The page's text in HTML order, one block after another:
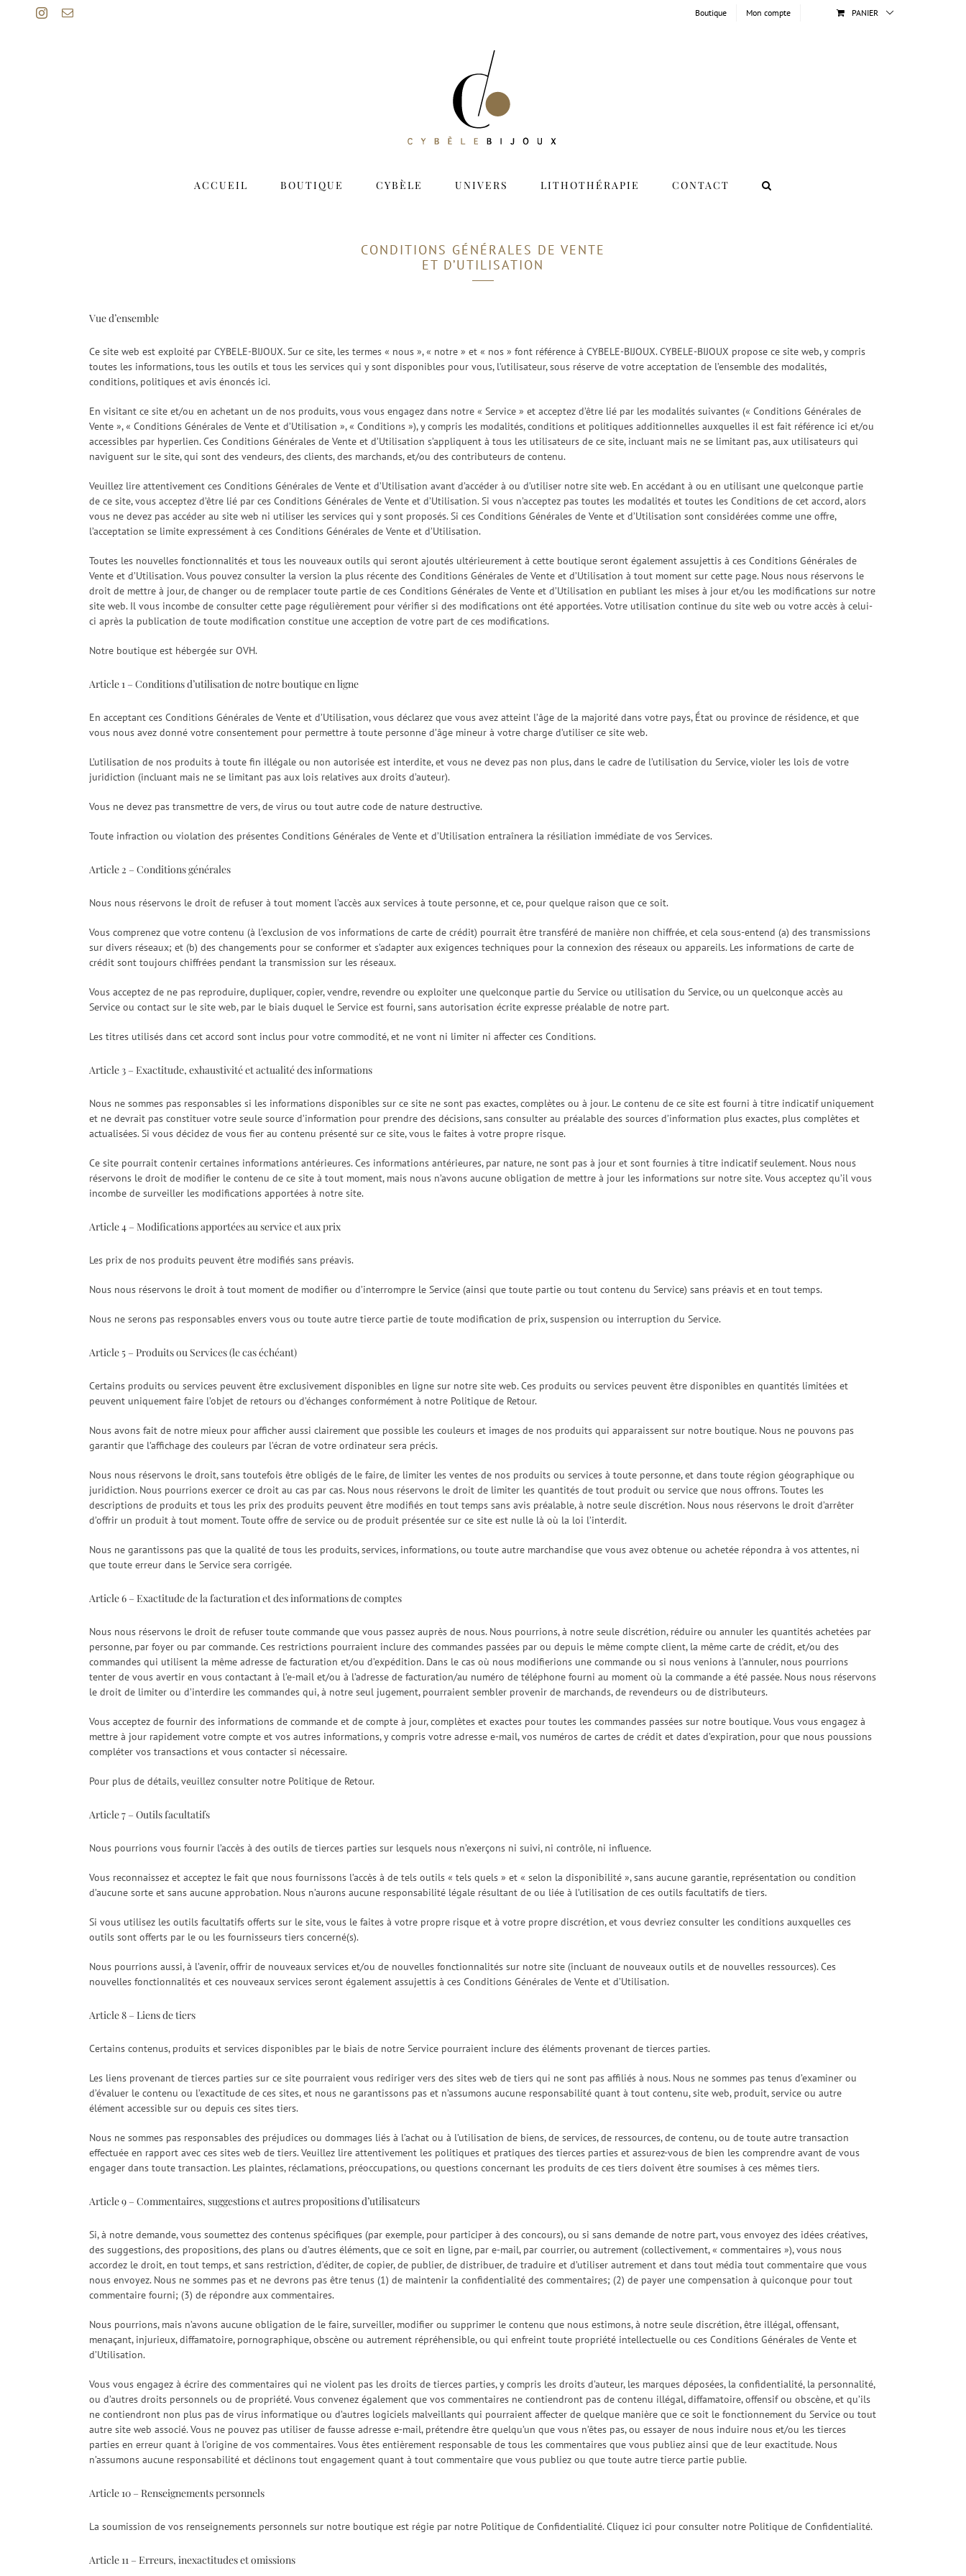
Instagram
Email Boutique Mon compte PANIER
ACCUEIL BOUTIQUE CYBÈLE UNIVERS LITHOTHÉRAPIE CONTACT
CONDITIONS GÉNÉRALES DE VENTE
ET D’UTILISATION
Vue d’ensemble
Ce site web est exploité par CYBELE-BIJOUX. Sur ce site, les termes « nous », « notre » et « nos » font référence à CYBELE-BIJOUX. CYBELE-BIJOUX propose ce site web, y compris
toutes les informations, tous les outils et tous les services qui y sont disponibles pour vous, l’utilisateur, sous réserve de votre acceptation de l’ensemble des modalités,
conditions, politiques et avis énoncés ici.
En visitant ce site et/ou en achetant un de nos produits, vous vous engagez dans notre « Service » et acceptez d’être lié par les modalités suivantes (« Conditions Générales de
Vente », « Conditions Générales de Vente et d’Utilisation », « Conditions »), y compris les modalités, conditions et politiques additionnelles auxquelles il est fait référence ici et/ou
accessibles par hyperlien. Ces Conditions Générales de Vente et d’Utilisation s’appliquent à tous les utilisateurs de ce site, incluant mais ne se limitant pas, aux utilisateurs qui
naviguent sur le site, qui sont des vendeurs, des clients, des marchands, et/ou des contributeurs de contenu.
Veuillez lire attentivement ces Conditions Générales de Vente et d’Utilisation avant d’accéder à ou d’utiliser notre site web. En accédant à ou en utilisant une quelconque partie
de ce site, vous acceptez d’être lié par ces Conditions Générales de Vente et d’Utilisation. Si vous n’acceptez pas toutes les modalités et toutes les Conditions de cet accord, alors
vous ne devez pas accéder au site web ni utiliser les services qui y sont proposés. Si ces Conditions Générales de Vente et d’Utilisation sont considérées comme une offre,
l’acceptation se limite expressément à ces Conditions Générales de Vente et d’Utilisation.
Toutes les nouvelles fonctionnalités et tous les nouveaux outils qui seront ajoutés ultérieurement à cette boutique seront également assujettis à ces Conditions Générales de
Vente et d’Utilisation. Vous pouvez consulter la version la plus récente des Conditions Générales de Vente et d’Utilisation à tout moment sur cette page. Nous nous réservons le
droit de mettre à jour, de changer ou de remplacer toute partie de ces Conditions Générales de Vente et d’Utilisation en publiant les mises à jour et/ou les modifications sur notre
site web. Il vous incombe de consulter cette page régulièrement pour vérifier si des modifications ont été apportées. Votre utilisation continue du site web ou votre accès à celui-
ci après la publication de toute modification constitue une acception de votre part de ces modifications.
Notre boutique est hébergée sur OVH.
Article 1 – Conditions d’utilisation de notre boutique en ligne
En acceptant ces Conditions Générales de Vente et d’Utilisation, vous déclarez que vous avez atteint l’âge de la majorité dans votre pays, État ou province de résidence, et que
vous nous avez donné votre consentement pour permettre à toute personne d’âge mineur à votre charge d’utiliser ce site web.
L’utilisation de nos produits à toute fin illégale ou non autorisée est interdite, et vous ne devez pas non plus, dans le cadre de l’utilisation du Service, violer les lois de votre
juridiction (incluant mais ne se limitant pas aux lois relatives aux droits d’auteur).
Vous ne devez pas transmettre de vers, de virus ou tout autre code de nature destructive.
Toute infraction ou violation des présentes Conditions Générales de Vente et d’Utilisation entraînera la résiliation immédiate de vos Services.
Article 2 – Conditions générales
Nous nous réservons le droit de refuser à tout moment l’accès aux services à toute personne, et ce, pour quelque raison que ce soit.
Vous comprenez que votre contenu (à l’exclusion de vos informations de carte de crédit) pourrait être transféré de manière non chiffrée, et cela sous-entend (a) des transmissions
sur divers réseaux; et (b) des changements pour se conformer et s’adapter aux exigences techniques pour la connexion des réseaux ou appareils. Les informations de carte de
crédit sont toujours chiffrées pendant la transmission sur les réseaux.
Vous acceptez de ne pas reproduire, dupliquer, copier, vendre, revendre ou exploiter une quelconque partie du Service ou utilisation du Service, ou un quelconque accès au
Service ou contact sur le site web, par le biais duquel le Service est fourni, sans autorisation écrite expresse préalable de notre part.
Les titres utilisés dans cet accord sont inclus pour votre commodité, et ne vont ni limiter ni affecter ces Conditions.
Article 3 – Exactitude, exhaustivité et actualité des informations
Nous ne sommes pas responsables si les informations disponibles sur ce site ne sont pas exactes, complètes ou à jour. Le contenu de ce site est fourni à titre indicatif uniquement
et ne devrait pas constituer votre seule source d’information pour prendre des décisions, sans consulter au préalable des sources d’information plus exactes, plus complètes et
actualisées. Si vous décidez de vous fier au contenu présenté sur ce site, vous le faites à votre propre risque.
Ce site pourrait contenir certaines informations antérieures. Ces informations antérieures, par nature, ne sont pas à jour et sont fournies à titre indicatif seulement. Nous nous
réservons le droit de modifier le contenu de ce site à tout moment, mais nous n’avons aucune obligation de mettre à jour les informations sur notre site. Vous acceptez qu’il vous
incombe de surveiller les modifications apportées à notre site.
Article 4 – Modifications apportées au service et aux prix
Les prix de nos produits peuvent être modifiés sans préavis.
Nous nous réservons le droit à tout moment de modifier ou d’interrompre le Service (ainsi que toute partie ou tout contenu du Service) sans préavis et en tout temps.
Nous ne serons pas responsables envers vous ou toute autre tierce partie de toute modification de prix, suspension ou interruption du Service.
Article 5 – Produits ou Services (le cas échéant)
Certains produits ou services peuvent être exclusivement disponibles en ligne sur notre site web. Ces produits ou services peuvent être disponibles en quantités limitées et
peuvent uniquement faire l’objet de retours ou d’échanges conformément à notre Politique de Retour.
Nous avons fait de notre mieux pour afficher aussi clairement que possible les couleurs et images de nos produits qui apparaissent sur notre boutique. Nous ne pouvons pas
garantir que l’affichage des couleurs par l’écran de votre ordinateur sera précis.
Nous nous réservons le droit, sans toutefois être obligés de le faire, de limiter les ventes de nos produits ou services à toute personne, et dans toute région géographique ou
juridiction. Nous pourrions exercer ce droit au cas par cas. Nous nous réservons le droit de limiter les quantités de tout produit ou service que nous offrons. Toutes les
descriptions de produits et tous les prix des produits peuvent être modifiés en tout temps sans avis préalable, à notre seule discrétion. Nous nous réservons le droit d’arrêter
d’offrir un produit à tout moment. Toute offre de service ou de produit présentée sur ce site est nulle là où la loi l’interdit.
Nous ne garantissons pas que la qualité de tous les produits, services, informations, ou toute autre marchandise que vous avez obtenue ou achetée répondra à vos attentes, ni
que toute erreur dans le Service sera corrigée.
Article 6 – Exactitude de la facturation et des informations de comptes
Nous nous réservons le droit de refuser toute commande que vous passez auprès de nous. Nous pourrions, à notre seule discrétion, réduire ou annuler les quantités achetées par
personne, par foyer ou par commande. Ces restrictions pourraient inclure des commandes passées par ou depuis le même compte client, la même carte de crédit, et/ou des
commandes qui utilisent la même adresse de facturation et/ou d’expédition. Dans le cas où nous modifierions une commande ou si nous venions à l’annuler, nous pourrions
tenter de vous avertir en vous contactant à l’e-mail et/ou à l’adresse de facturation/au numéro de téléphone fourni au moment où la commande a été passée. Nous nous réservons
le droit de limiter ou d’interdire les commandes qui, à notre seul jugement, pourraient sembler provenir de marchands, de revendeurs ou de distributeurs.
Vous acceptez de fournir des informations de commande et de compte à jour, complètes et exactes pour toutes les commandes passées sur notre boutique. Vous vous engagez à
mettre à jour rapidement votre compte et vos autres informations, y compris votre adresse e-mail, vos numéros de cartes de crédit et dates d’expiration, pour que nous poussions
compléter vos transactions et vous contacter si nécessaire.
Pour plus de détails, veuillez consulter notre Politique de Retour.
Article 7 – Outils facultatifs
Nous pourrions vous fournir l’accès à des outils de tierces parties sur lesquels nous n’exerçons ni suivi, ni contrôle, ni influence.
Vous reconnaissez et acceptez le fait que nous fournissons l’accès à de tels outils « tels quels » et « selon la disponibilité », sans aucune garantie, représentation ou condition
d’aucune sorte et sans aucune approbation. Nous n’aurons aucune responsabilité légale résultant de ou liée à l’utilisation de ces outils facultatifs de tiers.
Si vous utilisez les outils facultatifs offerts sur le site, vous le faites à votre propre risque et à votre propre discrétion, et vous devriez consulter les conditions auxquelles ces
outils sont offerts par le ou les fournisseurs tiers concerné(s).
Nous pourrions aussi, à l’avenir, offrir de nouveaux services et/ou de nouvelles fonctionnalités sur notre site (incluant de nouveaux outils et de nouvelles ressources). Ces
nouvelles fonctionnalités et ces nouveaux services seront également assujettis à ces Conditions Générales de Vente et d’Utilisation.
Article 8 – Liens de tiers
Certains contenus, produits et services disponibles par le biais de notre Service pourraient inclure des éléments provenant de tierces parties.
Les liens provenant de tierces parties sur ce site pourraient vous rediriger vers des sites web de tiers qui ne sont pas affiliés à nous. Nous ne sommes pas tenus d’examiner ou
d’évaluer le contenu ou l’exactitude de ces sites, et nous ne garantissons pas et n’assumons aucune responsabilité quant à tout contenu, site web, produit, service ou autre
élément accessible sur ou depuis ces sites tiers.
Nous ne sommes pas responsables des préjudices ou dommages liés à l’achat ou à l’utilisation de biens, de services, de ressources, de contenu, ou de toute autre transaction
effectuée en rapport avec ces sites web de tiers. Veuillez lire attentivement les politiques et pratiques des tierces parties et assurez-vous de bien les comprendre avant de vous
engager dans toute transaction. Les plaintes, réclamations, préoccupations, ou questions concernant les produits de ces tiers doivent être soumises à ces mêmes tiers.
Article 9 – Commentaires, suggestions et autres propositions d’utilisateurs
Si, à notre demande, vous soumettez des contenus spécifiques (par exemple, pour participer à des concours), ou si sans demande de notre part, vous envoyez des idées créatives,
des suggestions, des propositions, des plans ou d’autres éléments, que ce soit en ligne, par e-mail, par courrier, ou autrement (collectivement, « commentaires »), vous nous
accordez le droit, en tout temps, et sans restriction, d’éditer, de copier, de publier, de distribuer, de traduire et d’utiliser autrement et dans tout média tout commentaire que vous
nous envoyez. Nous ne sommes pas et ne devrons pas être tenus (1) de maintenir la confidentialité des commentaires; (2) de payer une compensation à quiconque pour tout
commentaire fourni; (3) de répondre aux commentaires.
Nous pourrions, mais n’avons aucune obligation de le faire, surveiller, modifier ou supprimer le contenu que nous estimons, à notre seule discrétion, être illégal, offensant,
menaçant, injurieux, diffamatoire, pornographique, obscène ou autrement répréhensible, ou qui enfreint toute propriété intellectuelle ou ces Conditions Générales de Vente et
d’Utilisation.
Vous vous engagez à écrire des commentaires qui ne violent pas les droits de tierces parties, y compris les droits d’auteur, les marques déposées, la confidentialité, la personnalité,
ou d’autres droits personnels ou de propriété. Vous convenez également que vos commentaires ne contiendront pas de contenu illégal, diffamatoire, offensif ou obscène, et qu’ils
ne contiendront non plus pas de virus informatique ou d’autres logiciels malveillants qui pourraient affecter de quelque manière que ce soit le fonctionnement du Service ou tout
autre site web associé. Vous ne pouvez pas utiliser de fausse adresse e-mail, prétendre être quelqu’un que vous n’êtes pas, ou essayer de nous induire nous et/ou les tierces
parties en erreur quant à l’origine de vos commentaires. Vous êtes entièrement responsable de tous les commentaires que vous publiez ainsi que de leur exactitude. Nous
n’assumons aucune responsabilité et déclinons tout engagement quant à tout commentaire que vous publiez ou que toute autre tierce partie publie.
Article 10 – Renseignements personnels
La soumission de vos renseignements personnels sur notre boutique est régie par notre Politique de Confidentialité. Cliquez ici pour consulter notre Politique de Confidentialité.
Article 11 – Erreurs, inexactitudes et omissions